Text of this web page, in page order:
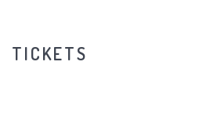
TICKETS